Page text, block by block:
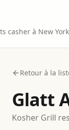
casher à New York
Retour à la
Glatt
Kosher Grill